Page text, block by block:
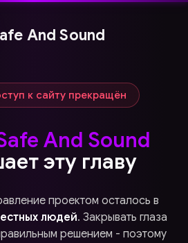
And Sound
к сайту прекращён
And Sound
эту главу
проектом осталось в
людей. Закрывать глаза
решением - поэтому